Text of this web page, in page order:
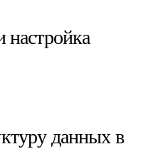
настройка
данных в